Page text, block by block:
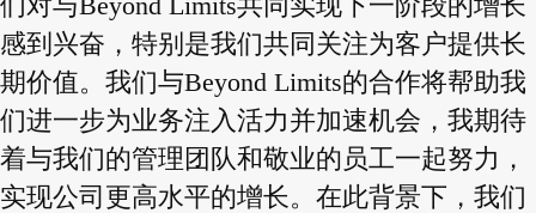
们对与Beyond Limits共同实现下一阶段的增长
感到兴奋，特别是我们共同关注为客户提供长
期价值。我们与Beyond Limits的合作将帮助我
们进一步为业务注入活力并加速机会，我期待
着与我们的管理团队和敬业的员工一起努力，
实现公司更高水平的增长。在此背景下，我们